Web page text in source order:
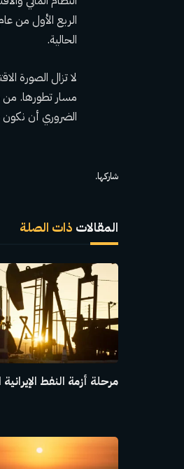
الحالية.
لا تزال الصورة
مسار تطورها. من
الضروري أن نكون
شاركها.
المقالات ذات الصلة
مرحلة أزمة النفط